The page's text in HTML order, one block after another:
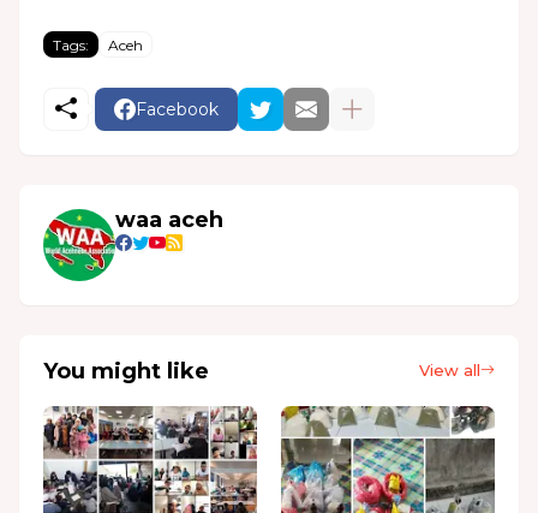
Tags: Aceh
Facebook
waa aceh
You might like View all